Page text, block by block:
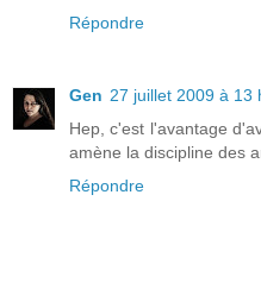
Répondre
Gen 27 juillet 2009 à 13
Hep, c'est l'avantage
amène la discipline des
Répondre